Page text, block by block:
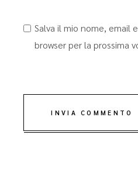
Salva il mio nome, email
browser per la prossima
INVIA COMMENTO